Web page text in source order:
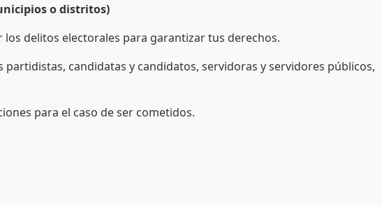
o distritos)
los delitos electorales para garantizar tus derechos.
candidatas y candidatos, servidoras y servidores públicos,
para el caso de ser cometidos.